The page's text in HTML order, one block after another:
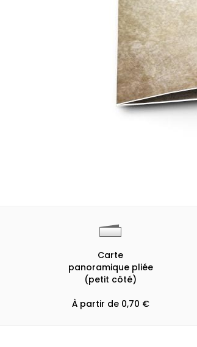
Carte
panoramique pliée
(petit côté)
À partir de 0,70 €